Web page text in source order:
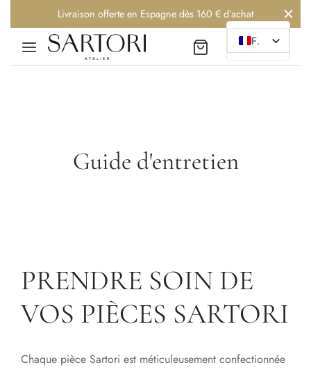
Livraison offerte en Espagne dès 160 € d’achat
FR
Guide d'entretien
PRENDRE SOIN DE
VOS PIÈCES SARTORI
Chaque pièce Sartori est méticuleusement confectionnée
LES SENS